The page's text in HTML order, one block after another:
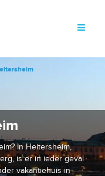
In Heitersheim,
is er in ieder geval
vakantiehuis in